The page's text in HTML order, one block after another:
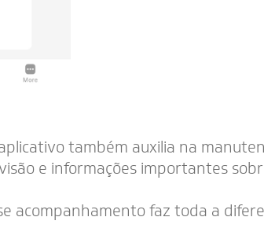
também auxilia na
e informações importantes
acompanhamento faz toda a